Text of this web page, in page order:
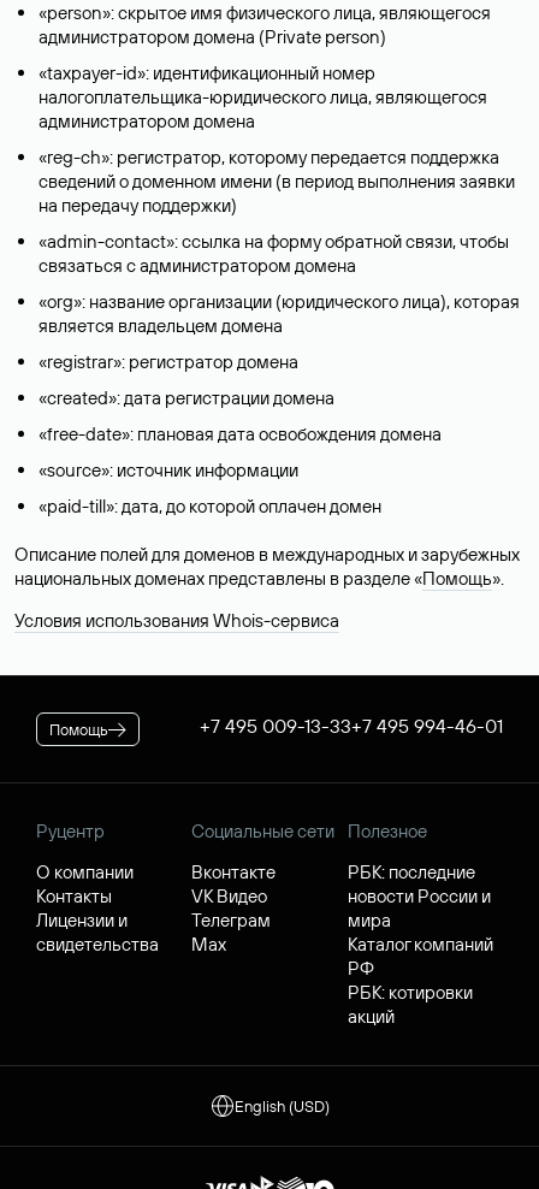
«person»: скрытое имя физического лица, являющегося
администратором домена (Privatе person)
«taxpayer-id»: идентификационный номер
налогоплательщика-юридического лица, являющегося
администратором домена
«reg-ch»: регистратор, которому передается поддержка
сведений о доменном имени (в период выполнения заявки
на передачу поддержки)
«admin-contact»: ссылка на форму обратной связи, чтобы
связаться с администратором домена
«org»: название организации (юридического лица), которая
является владельцем домена
«registrar»: регистратор домена
«created»: дата регистрации домена
«free-date»: плановая дата освобождения домена
«source»: источник информации
«paid-till»: дата, до которой оплачен домен
Описание полей для доменов в международных и зарубежных
национальных доменах представлены в разделе «Помощь».
Условия использования Whois-сервиса
Помощь +7 495 009-13-33+7 495 994-46-01
Руцентр
О компании
Контакты
Лицензии и
свидетельства
Социальные сети
Вконтакте
VK Видео
Телеграм
Max
Полезное
РБК: последние
новости России и
мира
Каталог компаний
РФ
РБК: котировки
акций
English (USD)